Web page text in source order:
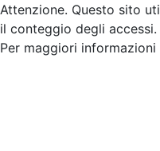
Attenzione. Questo sito
il conteggio degli accessi.
Per maggiori informazioni